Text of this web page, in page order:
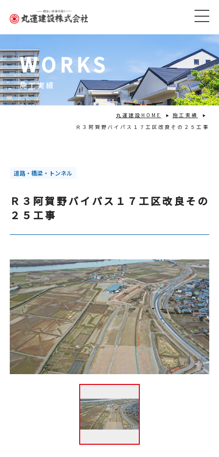
施工実績
WORKS
丸運建設HOME
施工実績
Ｒ３阿賀野バイパス１７工区改良その２５工事
道路・橋梁・トンネル
Ｒ３阿賀野バイパス１７工区改良その
２５工事